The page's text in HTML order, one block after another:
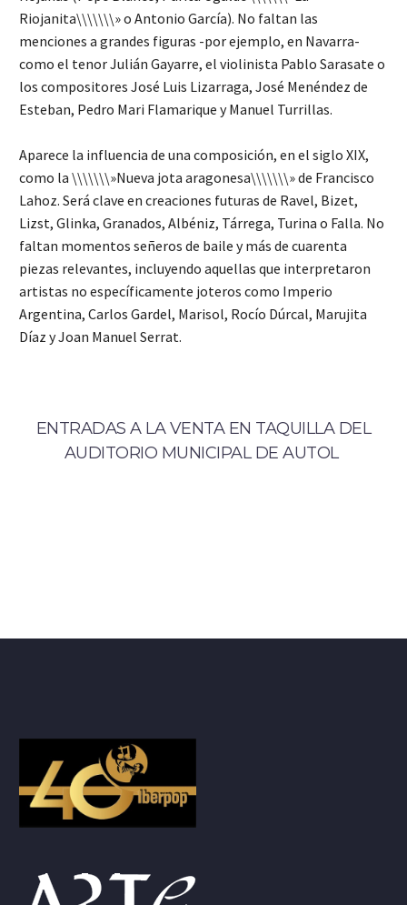
Riojanita\\\\\\\» o Antonio García). No faltan las
menciones a grandes figuras -por ejemplo, en Navarra-
como el tenor Julián Gayarre, el violinista Pablo Sarasate o
los compositores José Luis Lizarraga, José Menéndez de
Esteban, Pedro Mari Flamarique y Manuel Turrillas.
Aparece la influencia de una composición, en el siglo XIX,
como la \\\\\\\»Nueva jota aragonesa\\\\\\\» de Francisco
Lahoz. Será clave en creaciones futuras de Ravel, Bizet,
Lizst, Glinka, Granados, Albéniz, Tárrega, Turina o Falla. No
faltan momentos señeros de baile y más de cuarenta
piezas relevantes, incluyendo aquellas que interpretaron
artistas no específicamente joteros como Imperio
Argentina, Carlos Gardel, Marisol, Rocío Dúrcal, Marujita
Díaz y Joan Manuel Serrat.
ENTRADAS A LA VENTA EN TAQUILLA DEL
AUDITORIO MUNICIPAL DE AUTOL